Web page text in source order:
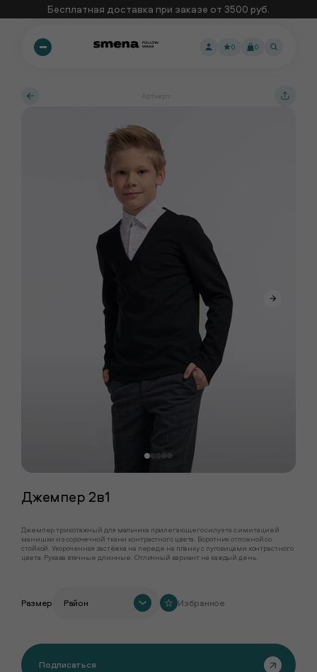
Бесплатная доставка при заказе от 3500 руб.
0
0
Артикул:
Джемпер 2в1
Джемпер трикотажный для мальчика прилегающего силуэта с имитацией
манишки из сорочечной ткани контрастного цвета. Воротник отложной со
стойкой. Укороченная застёжка на переде на планку с пуговицами контрастного
цвета. Рукава втачные длинные. Отличный вариант на каждый день.
Размер Район
Подписаться
Избранное